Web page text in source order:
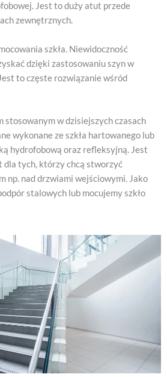
Jest to duży atut przede
zewnętrznych.
szkła. Niewidoczność
dzięki zastosowaniu szyn w
to częste rozwiązanie wśród
stosowanym w dzisiejszych czasach
wykonane ze szkła hartowanego lub
hydrofobową oraz refleksyjną. Jest
dla tych, którzy chcą stworzyć
np. nad drzwiami wejściowymi. Jako
stalowych lub mocujemy szkło